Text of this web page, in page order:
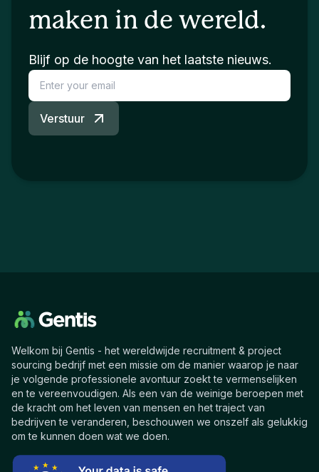
maken in de wereld.
Blijf op de hoogte van het laatste nieuws.
Verstuur
Welkom bij Gentis - het wereldwijde recruitment & project
sourcing bedrijf met een missie om de manier waarop je naar
je volgende professionele avontuur zoekt te vermenselijken
en te vereenvoudigen. Als een van de weinige beroepen met
de kracht om het leven van mensen en het traject van
bedrijven te veranderen, beschouwen we onszelf als gelukkig
om te kunnen doen wat we doen.